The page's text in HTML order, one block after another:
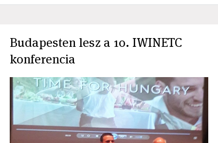
Budapesten lesz a 10. IWINETC
konferencia